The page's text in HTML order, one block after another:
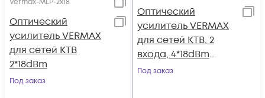
Vermax-MLP-2x18
Оптический
усилитель VERMAX
для сетей КТВ
2*18dBm
Под заказ
Оптический
усилитель VERMAX
для сетей КТВ, 2
входа, 4*18dBm
выхода, WDM
Под заказ